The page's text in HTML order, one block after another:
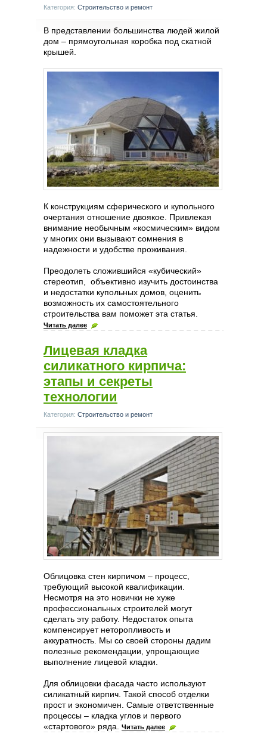
Категория: Строительство и ремонт
В представлении большинства людей жилой
дом – прямоугольная коробка под скатной
крышей.
К конструкциям сферического и купольного
очертания отношение двоякое. Привлекая
внимание необычным «космическим» видом
у многих они вызывают сомнения в
надежности и удобстве проживания.
Преодолеть сложившийся «кубический»
стереотип, объективно изучить достоинства
и недостатки купольных домов, оценить
возможность их самостоятельного
строительства вам поможет эта статья.
Читать далее
Лицевая кладка
силикатного кирпича:
этапы и секреты
технологии
Категория: Строительство и ремонт
Облицовка стен кирпичом – процесс,
требующий высокой квалификации.
Несмотря на это новички не хуже
профессиональных строителей могут
сделать эту работу. Недостаток опыта
компенсирует неторопливость и
аккуратность. Мы со своей стороны дадим
полезные рекомендации, упрощающие
выполнение лицевой кладки.
Для облицовки фасада часто используют
силикатный кирпич. Такой способ отделки
прост и экономичен. Самые ответственные
процессы – кладка углов и первого
«стартового» ряда. Читать далее